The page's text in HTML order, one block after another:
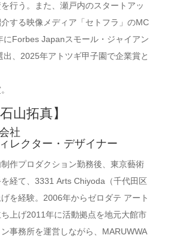
行う。また、瀬戸内のスタートアッ
する映像メディア「セトフラ」のMC
にForbes Japanスモール・ジャイアン
出、2025年アトツギ甲子園で企業賞と
山拓真】
社
レクター・デザイナー
作プロダクション勤務後、東京藝術
経て、3331 Arts Chiyoda（千代田区
を経験。2006年からゼロダテ アート
上げ2011年に活動拠点を地元大館市
事務所を運営しながら、MARUWWA